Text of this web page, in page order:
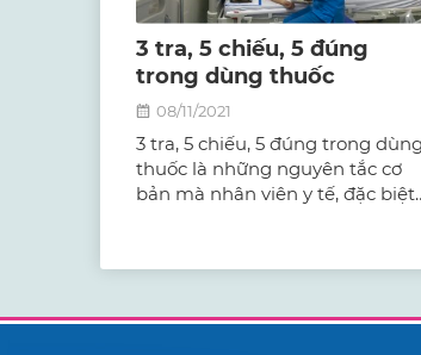
3 tra, 5 chiếu, 5 đúng
trong dùng thuốc
08/11/2021
3 tra, 5 chiếu, 5 đúng trong dùng
thuốc là những nguyên tắc cơ
bản mà nhân viên y tế, đặc biệt
nhầm lẫn trong việc sử dụng